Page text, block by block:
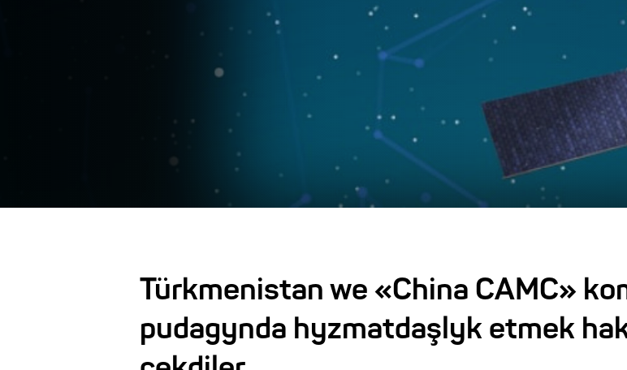
Türkmenistan we «China CAMC»
pudagynda hyzmatdaşlyk etmek